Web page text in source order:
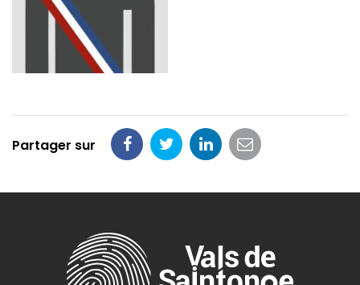
Partager sur
Partager
Facebook
Partager
Twitter
Partager
LinkedIn
Partager
email